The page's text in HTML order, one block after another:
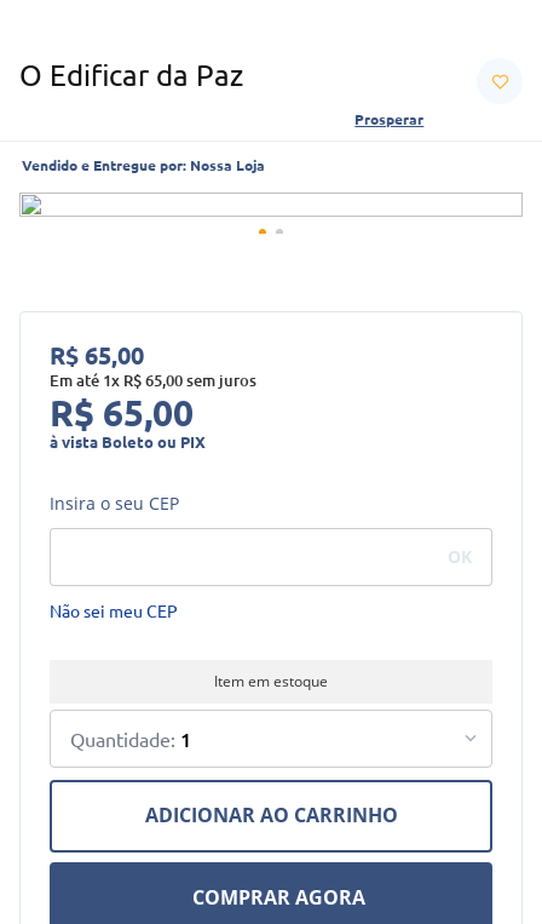
O Edificar da Paz
Prosperar
Vendido e Entregue por: Nossa Loja
R$65,00
Em até 1x R$65,00sem juros
R$ 65,00
à vista Boleto ou PIX
Insira o seu CEP
Não sei meu CEP
Item em estoque
1
ADICIONAR AO CARRINHO
COMPRAR AGORA